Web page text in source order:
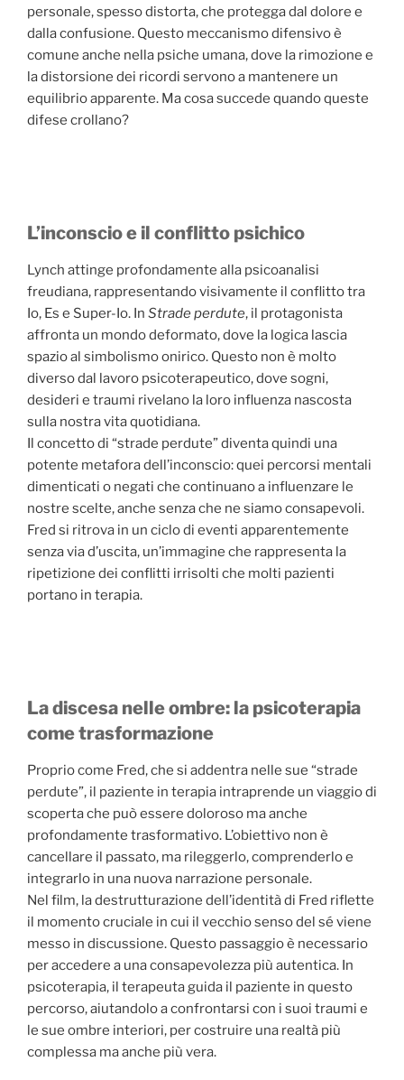
personale, spesso distorta, che protegga dal dolore e
dalla confusione. Questo meccanismo difensivo è
comune anche nella psiche umana, dove la rimozione e
la distorsione dei ricordi servono a mantenere un
equilibrio apparente. Ma cosa succede quando queste
difese crollano?
L’inconscio e il conflitto psichico
Lynch attinge profondamente alla psicoanalisi
freudiana, rappresentando visivamente il conflitto tra
Io, Es e Super-Io. In Strade perdute, il protagonista
affronta un mondo deformato, dove la logica lascia
spazio al simbolismo onirico. Questo non è molto
diverso dal lavoro psicoterapeutico, dove sogni,
desideri e traumi rivelano la loro influenza nascosta
sulla nostra vita quotidiana.
Il concetto di “strade perdute” diventa quindi una
potente metafora dell’inconscio: quei percorsi mentali
dimenticati o negati che continuano a influenzare le
nostre scelte, anche senza che ne siamo consapevoli.
Fred si ritrova in un ciclo di eventi apparentemente
senza via d’uscita, un’immagine che rappresenta la
ripetizione dei conflitti irrisolti che molti pazienti
portano in terapia.
La discesa nelle ombre: la psicoterapia
come trasformazione
Proprio come Fred, che si addentra nelle sue “strade
perdute”, il paziente in terapia intraprende un viaggio di
scoperta che può essere doloroso ma anche
profondamente trasformativo. L’obiettivo non è
cancellare il passato, ma rileggerlo, comprenderlo e
integrarlo in una nuova narrazione personale.
Nel film, la destrutturazione dell’identità di Fred riflette
il momento cruciale in cui il vecchio senso del sé viene
messo in discussione. Questo passaggio è necessario
per accedere a una consapevolezza più autentica. In
psicoterapia, il terapeuta guida il paziente in questo
percorso, aiutandolo a confrontarsi con i suoi traumi e
le sue ombre interiori, per costruire una realtà più
complessa ma anche più vera.